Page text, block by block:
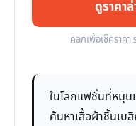
ดูราคา
คลิกเพื่อเช็คราค
ในโลกแฟชั่นที่หมุน
ค้นหาเสื้อผ้าชิ้นเบ